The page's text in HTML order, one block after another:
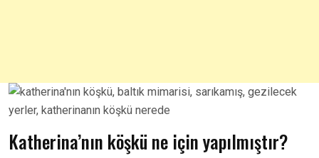
Katherina’nın köşkü ne için yapılmıştır?